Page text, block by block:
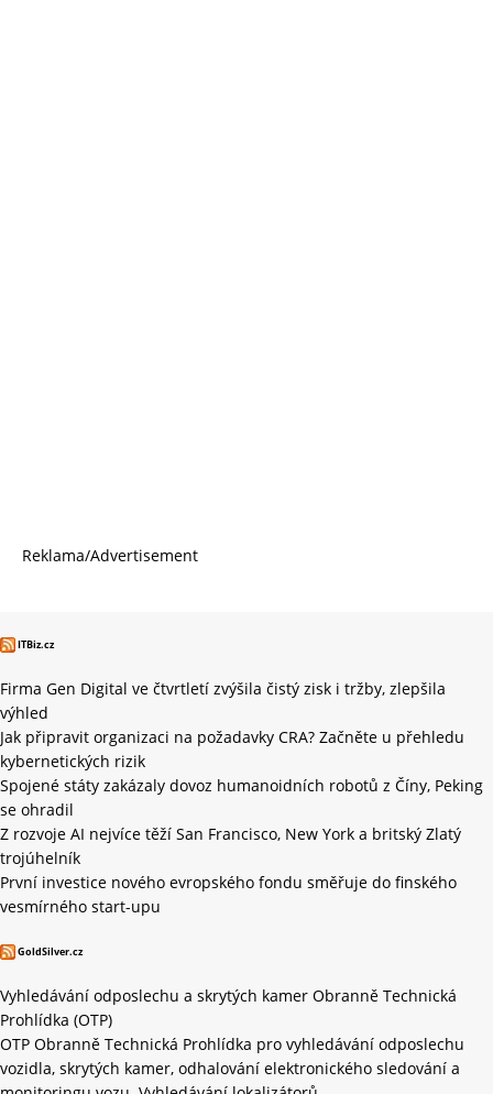
Reklama/Advertisement
ITBiz.cz
Firma Gen Digital ve čtvrtletí zvýšila čistý zisk i tržby, zlepšila
výhled
Jak připravit organizaci na požadavky CRA? Začněte u přehledu
kybernetických rizik
Spojené státy zakázaly dovoz humanoidních robotů z Číny, Peking
se ohradil
Z rozvoje AI nejvíce těží San Francisco, New York a britský Zlatý
trojúhelník
První investice nového evropského fondu směřuje do finského
vesmírného start-upu
GoldSilver.cz
Vyhledávání odposlechu a skrytých kamer Obranně Technická
Prohlídka (OTP)
OTP Obranně Technická Prohlídka pro vyhledávání odposlechu
vozidla, skrytých kamer, odhalování elektronického sledování a